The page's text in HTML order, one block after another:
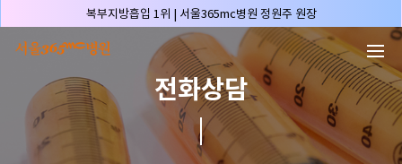
복부지방흡입 1위 | 서울365mc병원 정원주 원장
허파고리 1위 | 서울365mc병원 이성훈 부병원장(4개월 연속)
얼굴지방흡입 1위 | 서울365mc병원 서성익 원장(3년 연속)
배파가리 1위 | 서울365mc병원 서성익 원장
🏆대한민국 최대 15층 규모 지방흡입 특화 병원🏆
🏆대한민국 첫번째 '병원급' 지방흡입 병원🏆
전화상담